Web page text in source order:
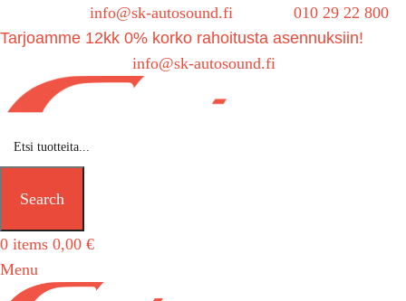
info@sk-autosound.fi
010 29 22 800
Tarjoamme 12kk 0% korko rahoitusta asennuksiin!
info@sk-autosound.fi
Search
0 items 0,00 €
Menu